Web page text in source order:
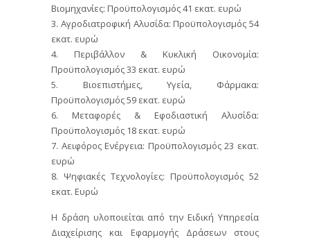
Βιομηχανίες: Προϋπολογισμός 41 εκατ. ευρώ
3. Αγροδιατροφική Αλυσίδα: Προϋπολογισμός 54
εκατ. ευρώ
4. Περιβάλλον & Κυκλική Οικονομία:
Προϋπολογισμός 33 εκατ. ευρώ
5. Βιοεπιστήμες, Υγεία, Φάρμακα:
Προϋπολογισμός 59 εκατ. ευρώ
6. Μεταφορές & Εφοδιαστική Αλυσίδα:
Προϋπολογισμός 18 εκατ. ευρώ
7. Αειφόρος Ενέργεια: Προϋπολογισμός 23 εκατ.
ευρώ
8. Ψηφιακές Τεχνολογίες: Προϋπολογισμός 52
εκατ. Ευρώ
Η δράση υλοποιείται από την Ειδική Υπηρεσία
Διαχείρισης και Εφαρμογής Δράσεων στους